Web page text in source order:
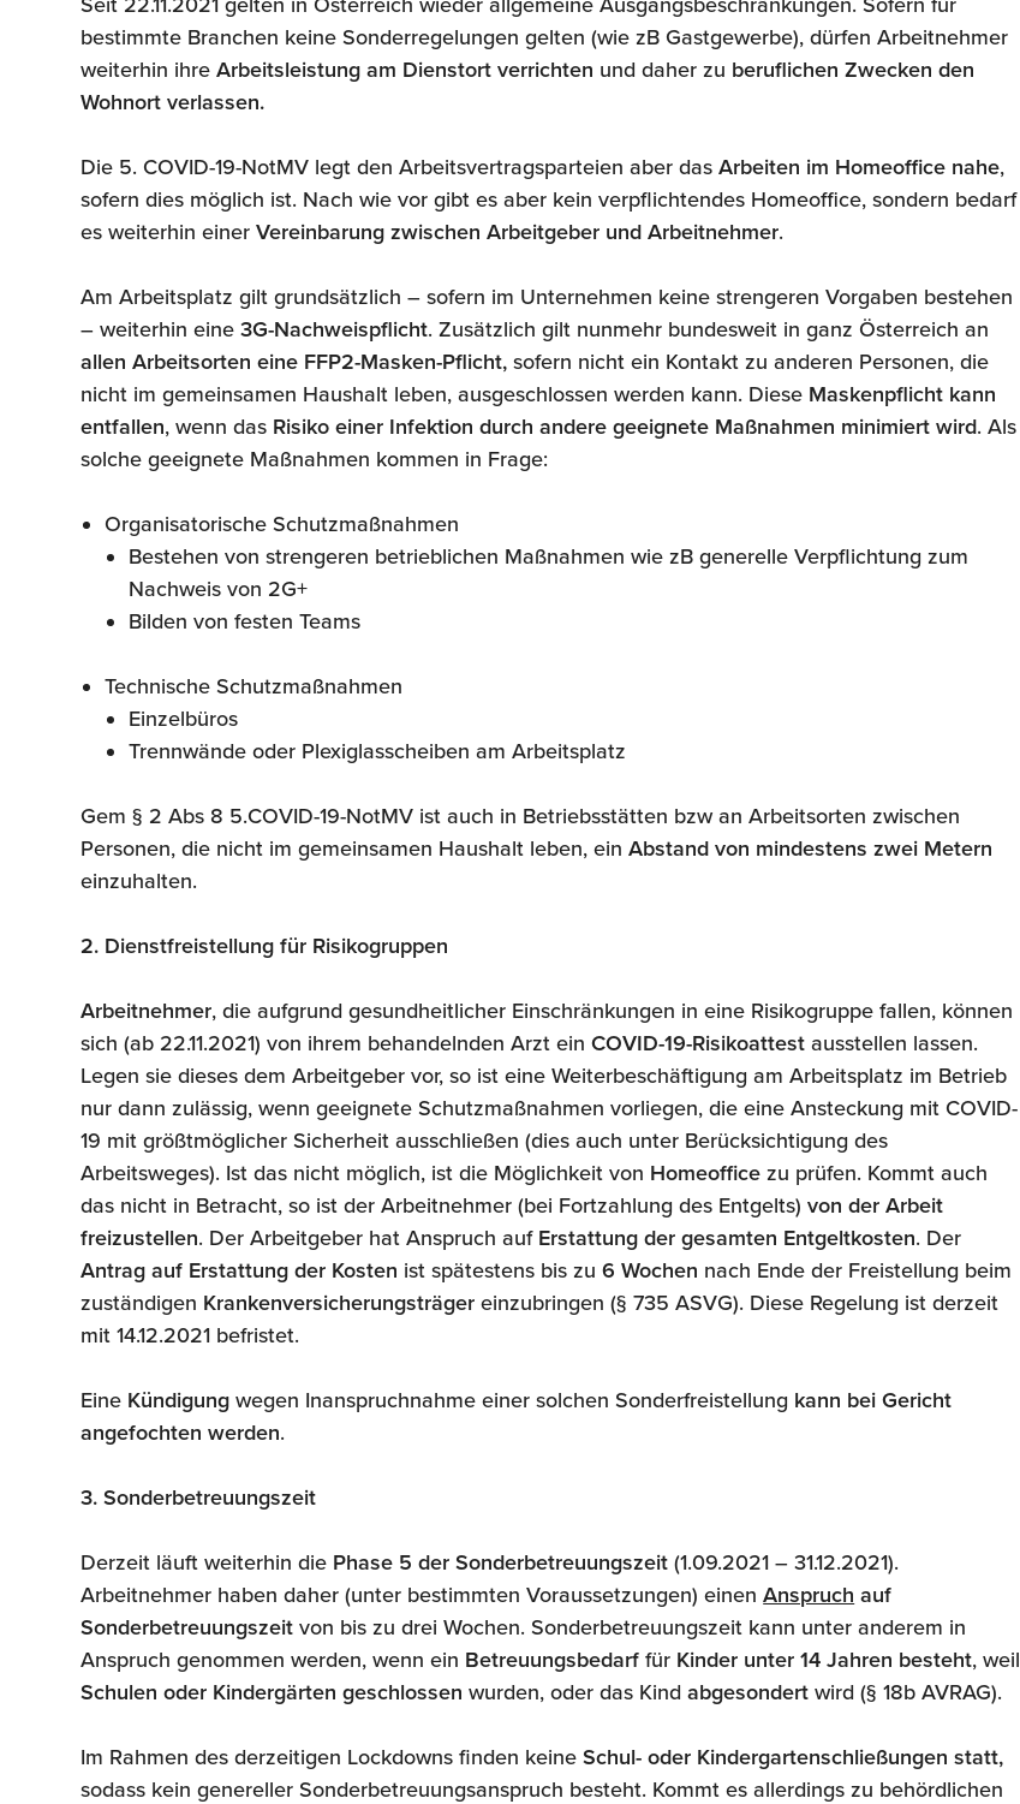
bestimmte Branchen keine Sonderregelungen gelten (wie zB Gastgewerbe), dürfen Arbeitnehmer
weiterhin ihreArbeitsleistung am Dienstort verrichten und daher zu beruflichen Zwecken den
Wohnort verlassen.
Die 5. COVID-19-NotMV legt den Arbeitsvertragsparteien aber dasArbeiten im Homeoffice nahe,
sofern dies möglich ist. Nach wie vor gibt es aber kein verpflichtendes Homeoffice, sondern bedarf
es weiterhin einerVereinbarung zwischen Arbeitgeber und Arbeitnehmer.
Am Arbeitsplatz gilt grundsätzlich – sofern im Unternehmen keine strengeren Vorgaben bestehen
– weiterhin eine3G-Nachweispflicht. Zusätzlich gilt nunmehr bundesweit in ganz Österreich an
allen Arbeitsorten eine FFP2-Masken-Pflicht,sofern nicht ein Kontakt zu anderen Personen, die
nicht im gemeinsamen Haushalt leben, ausgeschlossen werden kann. Diese Maskenpflicht kann
entfallen, wenn das Risiko einer Infektion durch andere geeignete Maßnahmen minimiert wird. Als
solche geeignete Maßnahmen kommen in Frage:
Organisatorische Schutzmaßnahmen
Bestehen von strengeren betrieblichen Maßnahmen wie zB generelle Verpflichtung zum
Nachweis von 2G+
Bilden von festen Teams
Technische Schutzmaßnahmen
Einzelbüros
Trennwände oder Plexiglasscheiben am Arbeitsplatz
Gem § 2 Abs 8 5.COVID-19-NotMV ist auch in Betriebsstätten bzw an Arbeitsorten zwischen
Personen, die nicht im gemeinsamen Haushalt leben, einAbstand von mindestens zwei Metern
einzuhalten.
2. Dienstfreistellung für Risikogruppen
Arbeitnehmer, die aufgrund gesundheitlicher Einschränkungen in eine Risikogruppe fallen, können
sich (ab 22.11.2021) von ihrem behandelnden Arzt einCOVID-19-Risikoattest ausstellen lassen.
Legen sie dieses dem Arbeitgeber vor, so ist eine Weiterbeschäftigung am Arbeitsplatz im Betrieb
nur dann zulässig, wenn geeignete Schutzmaßnahmen vorliegen, die eine Ansteckung mit COVID-
19 mit größtmöglicher Sicherheit ausschließen (dies auch unter Berücksichtigung des
Arbeitsweges). Ist das nicht möglich, ist die Möglichkeit von Homeoffice zu prüfen. Kommt auch
das nicht in Betracht, so ist der Arbeitnehmer (bei Fortzahlung des Entgelts) von der Arbeit
freizustellen. Der Arbeitgeber hat Anspruch auf Erstattung der gesamten Entgeltkosten. Der
Antrag auf Erstattung der Kosten ist spätestens bis zu6 Wochen nach Ende der Freistellung beim
zuständigen Krankenversicherungsträger einzubringen (§ 735 ASVG). Diese Regelung ist derzeit
mit 14.12.2021 befristet.
Eine Kündigung wegen Inanspruchnahme einer solchen Sonderfreistellung kann bei Gericht
angefochten werden.
3. Sonderbetreuungszeit
Derzeit läuft weiterhin die Phase 5 der Sonderbetreuungszeit(1.09.2021 – 31.12.2021).
Arbeitnehmer haben daher (unter bestimmten Voraussetzungen) einenAnspruch auf
Sonderbetreuungszeit von bis zu drei Wochen. Sonderbetreuungszeit kann unter anderem in
Anspruch genommen werden, wenn ein Betreuungsbedarf für Kinder unter 14 Jahren besteht, weil
Schulen oder Kindergärten geschlossen wurden, oder das Kindabgesondert wird (§ 18b AVRAG).
Im Rahmen des derzeitigen Lockdowns finden keineSchul- oder Kindergartenschließungen statt,
sodass kein genereller Sonderbetreuungsanspruch besteht. Kommt es allerdings zu behördlichen